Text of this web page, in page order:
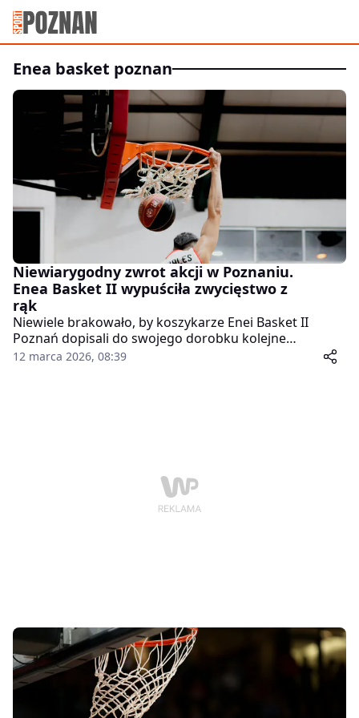
enea basket poznan
Niewiarygodny zwrot akcji w Poznaniu.
Enea Basket II wypuściła zwycięstwo z
rąk
Niewiele brakowało, by koszykarze Enei Basket II
Poznań dopisali do swojego dorobku kolejne
zwycięstwo. W zaległym spotkaniu 22. kolejki drugiej
12 marca 2026, 08:39